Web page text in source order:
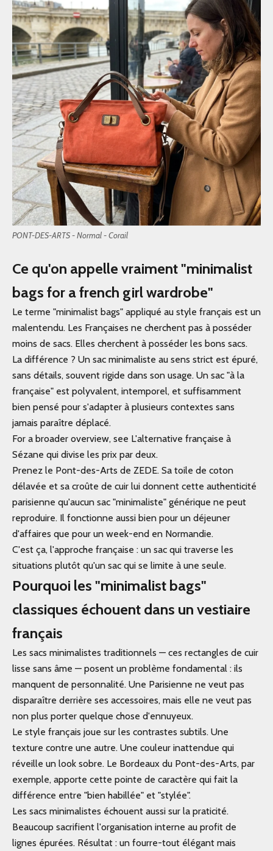
PONT-DES-ARTS - Normal - Corail
Ce qu'on appelle vraiment "minimalist
bags for a french girl wardrobe"
Le terme "minimalist bags" appliqué au style français est un
malentendu. Les Françaises ne cherchent pas à posséder
moins de sacs. Elles cherchent à posséder les bons sacs.
La différence ? Un sac minimaliste au sens strict est épuré,
sans détails, souvent rigide dans son usage. Un sac "à la
française" est polyvalent, intemporel, et suffisamment
bien pensé pour s'adapter à plusieurs contextes sans
jamais paraître déplacé.
For a broader overview, see L'alternative française à
Sézane qui divise les prix par deux.
Prenez le Pont-des-Arts de ZEDE. Sa toile de coton
délavée et sa croûte de cuir lui donnent cette authenticité
parisienne qu'aucun sac "minimaliste" générique ne peut
reproduire. Il fonctionne aussi bien pour un déjeuner
d'affaires que pour un week-end en Normandie.
C'est ça, l'approche française : un sac qui traverse les
situations plutôt qu'un sac qui se limite à une seule.
Pourquoi les "minimalist bags"
classiques échouent dans un vestiaire
français
Les sacs minimalistes traditionnels — ces rectangles de cuir
lisse sans âme — posent un problème fondamental : ils
manquent de personnalité. Une Parisienne ne veut pas
disparaître derrière ses accessoires, mais elle ne veut pas
non plus porter quelque chose d'ennuyeux.
Le style français joue sur les contrastes subtils. Une
texture contre une autre. Une couleur inattendue qui
réveille un look sobre. Le Bordeaux du Pont-des-Arts, par
exemple, apporte cette pointe de caractère qui fait la
différence entre "bien habillée" et "stylée".
Les sacs minimalistes échouent aussi sur la praticité.
Beaucoup sacrifient l'organisation interne au profit de
lignes épurées. Résultat : un fourre-tout élégant mais